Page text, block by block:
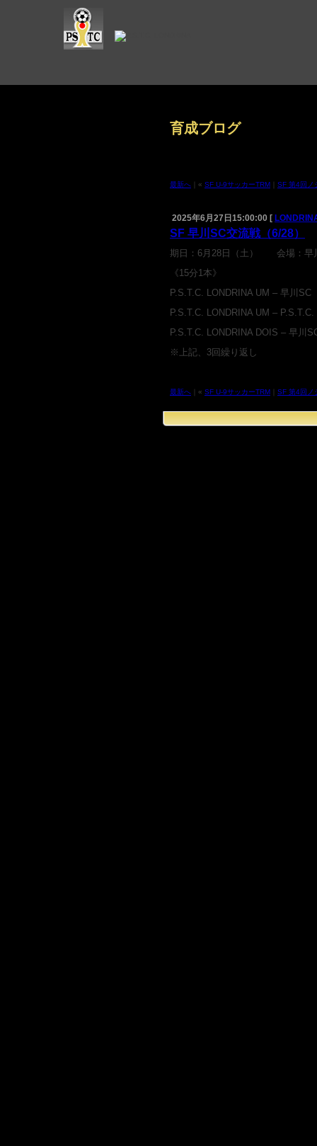
育成ブログ
最新へ ｜« SF U-9サッカーTRM SF 第4回ノ
2025年6月27日15:00:00 [
SF 早川SC交流戦（6/28）
期日：6月28日（土） 会場：早
《15分1本》
P.S.T.C. LONDRINA UM – 早川SC
P.S.T.C. LONDRINA UM –
P.S.T.C. LONDRINA DOIS – 早川
※上記、3回繰り返し
最新へ ｜« SF U-9サッカーTRM SF 第4回ノ